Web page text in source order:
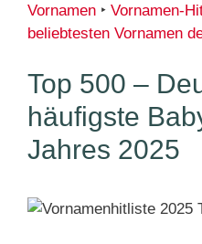
Vornamen ‣ Vornamen-
beliebtesten Vornamen
Top 500 –
häufigste
Jahres 2025